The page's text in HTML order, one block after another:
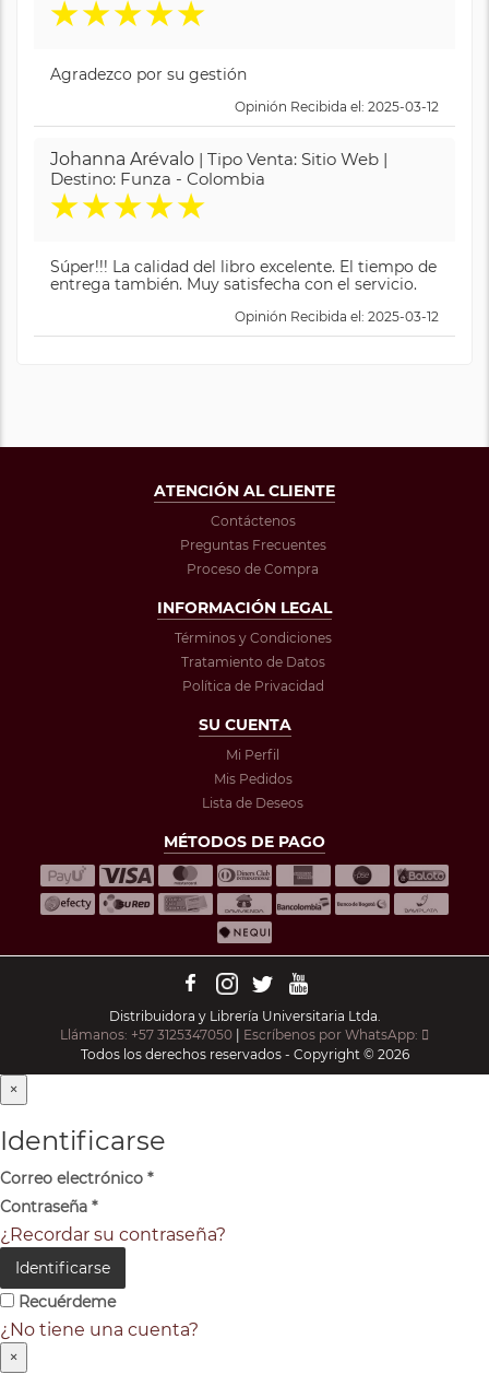
★★★★★
Agradezco por su gestión
Opinión Recibida el: 2025-03-12
Johanna Arévalo | Tipo Venta: Sitio Web |
Destino: Funza - Colombia
★★★★★
Súper!!! La calidad del libro excelente. El tiempo de
entrega también. Muy satisfecha con el servicio.
Opinión Recibida el: 2025-03-12
ATENCIÓN AL CLIENTE
Contáctenos
Preguntas Frecuentes
Proceso de Compra
INFORMACIÓN LEGAL
Términos y Condiciones
Tratamiento de Datos
Política de Privacidad
SU CUENTA
Mi Perfil
Mis Pedidos
Lista de Deseos
MÉTODOS DE PAGO
Distribuidora y Librería Universitaria Ltda.
Llámanos: +57 3125347050
Escríbenos por WhatsApp:
Todos los derechos reservados - Copyright © 2026
×
Identificarse
Correo electrónico *
Contraseña *
¿Recordar su contraseña?
Identificarse
Recuérdeme
¿No tiene una cuenta?
×